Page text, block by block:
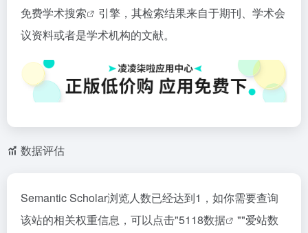
免费学术搜索
引擎，其检索结果来自于期刊、学术会
议资料或者是学术机构的文献。
数据评估
Semantic Scholar浏览人数已经达到1，如你需要查询
该站的相关权重信息，可以点击"5118数据 ""爱站数